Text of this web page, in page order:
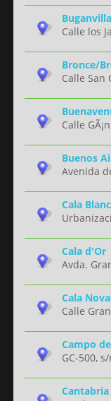
Buganvilla
Calle los
Bronce/
Calle San
Calle
Buenos
Avenida
Cala
Cala d'Or
Avda.
Cala Nova
Calle
Campo
GC-500,
Cantabria